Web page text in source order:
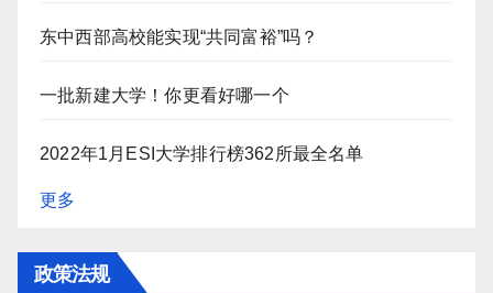
东中西部高校能实现“共同富裕”吗？
一批新建大学！你更看好哪一个
2022年1月ESI大学排行榜362所最全名单
更多
政策法规